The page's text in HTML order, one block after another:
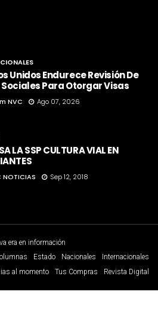
Unidos Endurece Revisión De
Sociales Para Otorgar Visas
NVC Ago 07, 2026
LA SSP CULTURA VIAL EN
NOTICIAS Sep 12, 2018
era en información
Estado Nacionales
Internacionales
al momento
Tus Compras Revista Digital